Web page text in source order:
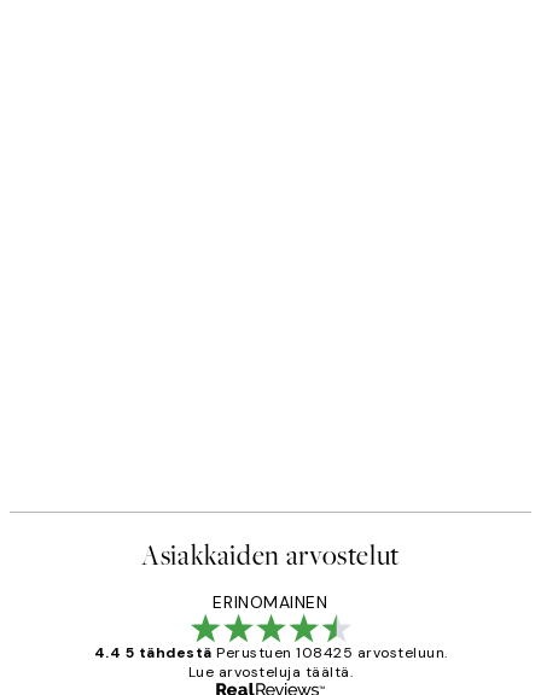
Asiakkaiden arvostelut
ERINOMAINEN
4.4 5 tähdestä Perustuen 108425 arvosteluun.
Lue arvosteluja täältä.